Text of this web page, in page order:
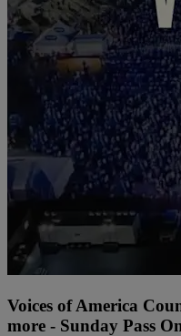
Voices of America
more - Sunday Pass